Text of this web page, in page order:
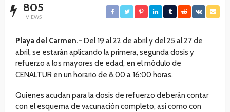
805
VIEWS
Playa del Carmen.- Del 19 al 22 de abril y del 25 al 27 de
abril, se estarán aplicando la primera, segunda dosis y
refuerzo a los mayores de edad, en el módulo de
CENALTUR en un horario de 8.00 a 16:00 horas.
Quienes acudan para la dosis de refuerzo deberán contar
con el esquema de vacunación completo, así como con